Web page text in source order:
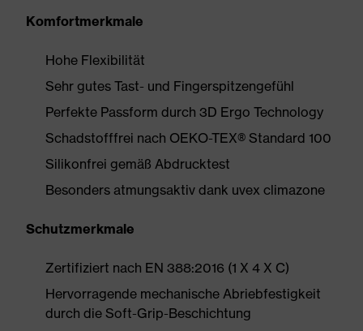
Komfortmerkmale
Hohe Flexibilität
Sehr gutes Tast- und Fingerspitzengefühl
Perfekte Passform durch 3D Ergo Technology
Schadstofffrei nach OEKO-TEX® Standard 100
Silikonfrei gemäß Abdrucktest
Besonders atmungsaktiv dank uvex climazone
Schutzmerkmale
Zertifiziert nach EN 388:2016 (1 X 4 X C)
Hervorragende mechanische Abriebfestigkeit
durch die Soft-Grip-Beschichtung